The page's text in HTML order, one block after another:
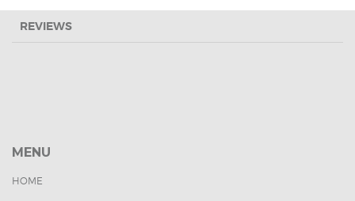
REVIEWS
MENU
HOME